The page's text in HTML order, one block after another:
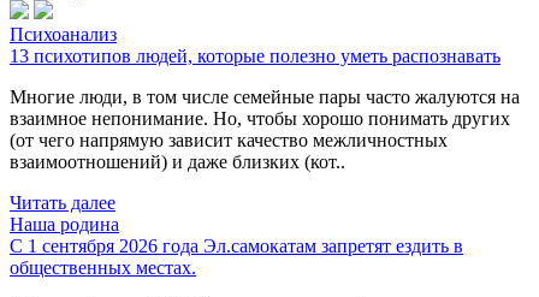
Психоанализ
13 психотипов людей, которые полезно уметь распознавать
Многие люди, в том числе семейные пары часто жалуются на
взаимное непонимание. Но, чтобы хорошо понимать других
(от чего напрямую зависит качество межличностных
взаимоотношений) и даже близких (кот..
Читать далее
Наша родина
С 1 сентября 2026 года Эл.самокатам запретят ездить в
общественных местах.